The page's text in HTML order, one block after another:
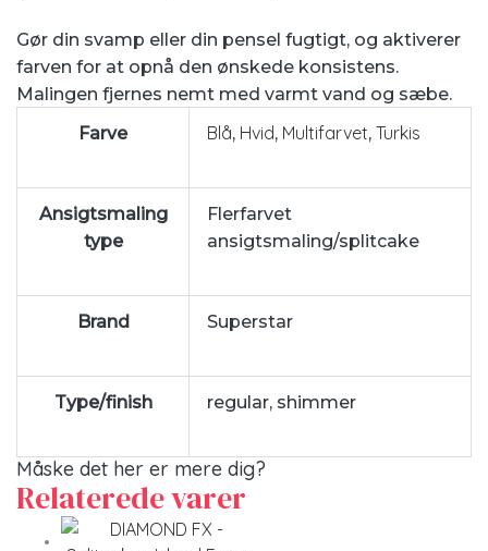
Gør din svamp eller din pensel fugtigt, og aktiverer
farven for at opnå den ønskede konsistens.
Malingen fjernes nemt med varmt vand og sæbe.
Farve
Blå, Hvid, Multifarvet, Turkis
Ansigtsmaling
type
Flerfarvet
ansigtsmaling/splitcake
Brand Superstar
Type/finish regular, shimmer
Måske det her er mere dig?
Relaterede varer